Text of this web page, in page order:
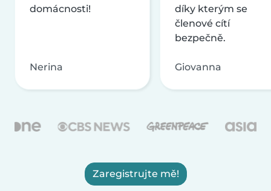
domácnosti!
Nerina
díky kterým se
členové cítí
bezpečně.
Giovanna
Zaregistrujte mě!